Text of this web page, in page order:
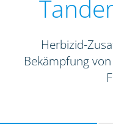
Herbizid-
Bekämpfung